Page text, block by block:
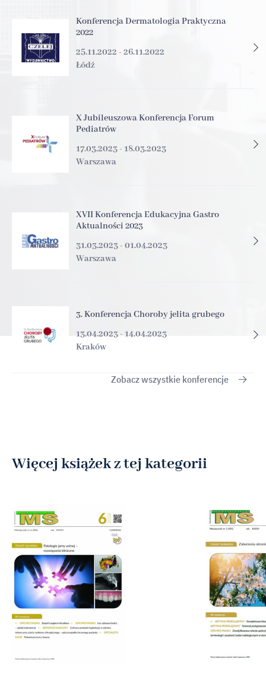
Konferencja Dermatologia Praktyczna
2022
25.11.2022 - 26.11.2022
Łódź
X Jubileuszowa Konferencja Forum
Pediatrów
17.03.2023 - 18.03.2023
Warszawa
XVII Konferencja Edukacyjna Gastro
Aktualności 2023
31.03.2023 - 01.04.2023
Warszawa
3. Konferencja Choroby jelita grubego
13.04.2023 - 14.04.2023
Kraków
Zobacz wszystkie konferencje
Więcej książek z tej kategorii